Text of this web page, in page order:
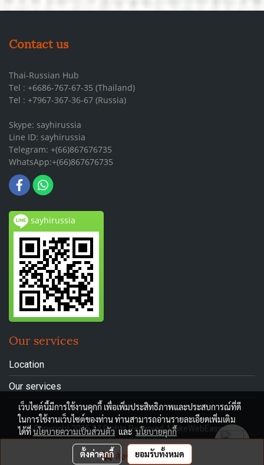
สั่งซื้อสินค้า
Contact us
Thai-Russian Hub
Tel : +6686-767-67-35 (Thailand)
Tel : +7967-367-36-67 (Russia)
Skype: sayhirussia
Line ID: sayhirussia
Telegram: +(66)867676735
WhatsApp:+(66)867676735
sayhirussia
Our services
Location
Our services
© Copyright 2015 All Rights Reserved. MakeWebEasy.com
ผู้เข้าชมวันนี้ 1,207
เว็บไซต์นี้มีการใช้งานคุกกี้ เพื่อเพิ่มประสิทธิภาพและประสบการณ์ที่ดี
ในการใช้งานเว็บไซต์ของท่าน ท่านสามารถอ่านรายละเอียดเพิ่มเติม
ได้ที่นโยบายความเป็นส่วนตัวและนโยบายคุกกี้
ตั้งค่าคุกกี้ ยอมรับทั้งหมด